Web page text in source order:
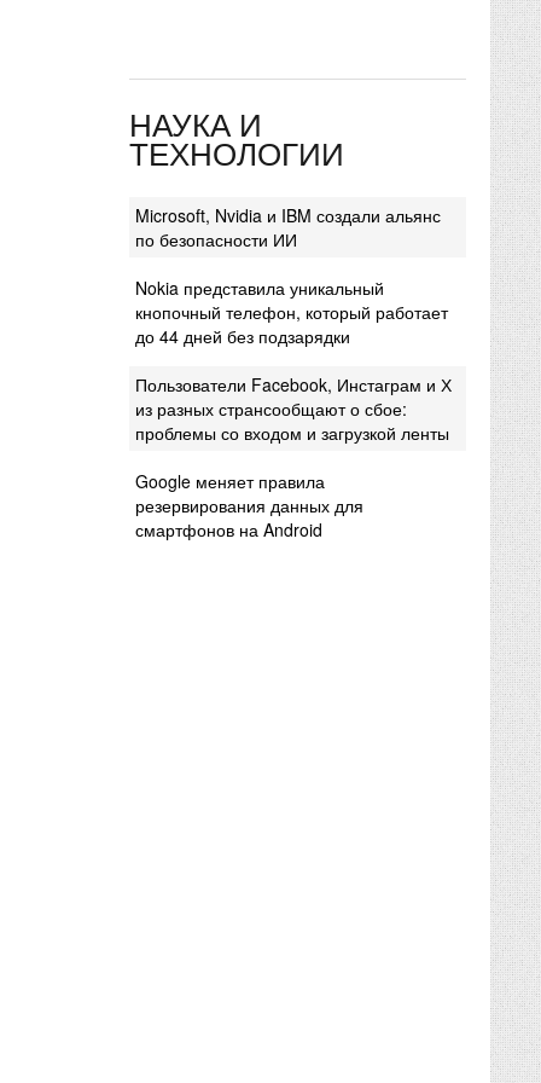
НАУКА И
ТЕХНОЛОГИИ
Microsoft, Nvidia и IBM создали альянс
по безопасности ИИ
Nokia представила уникальный
кнопочный телефон, который работает
до 44 дней без подзарядки
Пользователи Facebook, Инстаграм и Х
из разных странсообщают о сбое:
проблемы со входом и загрузкой ленты
Google меняет правила
резервирования данных для
смартфонов на Android